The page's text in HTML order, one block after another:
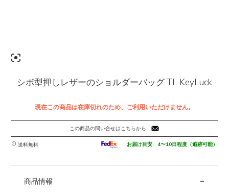
シボ型押しレザーのショルダーバッグ TL KeyLuck
現在この商品は在庫切れのため、ご利用いただけません。
この商品の問い合せはこちらから
送料無料 お届け目安 4〜10日程度（追跡可能）
商品情報 -